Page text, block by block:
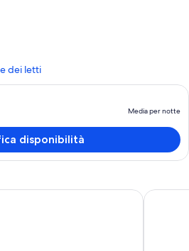
dei letti
Il
è
Media per notte
disponibilità
the banks of French Creek. Pet
Magical